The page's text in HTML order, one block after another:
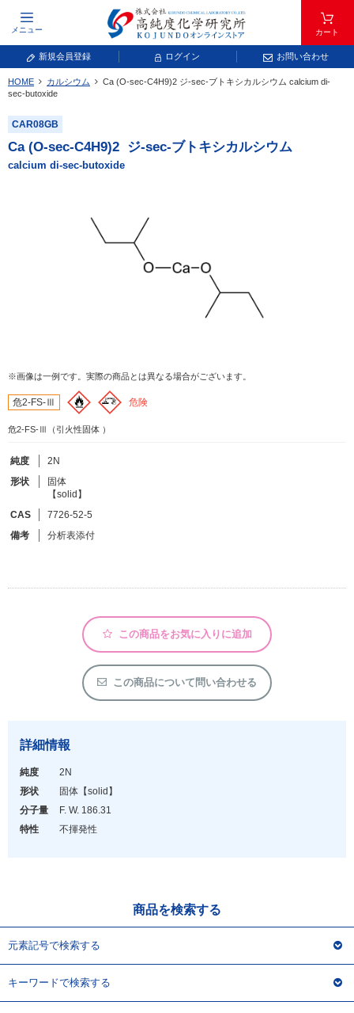
メニュー カート
新規会員登録 ログイン お問い合わせ
元素記号で検索する
元素周期表をタップすると、拡大表示されます。拡大した表から元素記号をタップ
青色が取り扱い対象元素です。
常温常圧で気体であり、弊社では取り扱いしておりません。
放射性元素または人工元素であり、弊社では取り扱いしておりません。
フリーワードで検索
CAS番号で検索
カテゴリで検索する
化学教材・オリジナルグッズ
HOME カルシウム Ca (O-sec-C4H9)2 ジ-sec-ブトキシカルシウム calcium di-
sec-butoxide
CAR08GB
Ca (O-sec-C4H9)2 ジ-sec-ブトキシカルシウム
calcium di-sec-butoxide
※画像は一例です。実際の商品とは異なる場合がございます。
危2-FS-Ⅲ 危険
危2-FS-Ⅲ（引火性固体 ）
純度
2N
形状
固体
【solid】
CAS
7726-52-5
備考
分析表添付
この商品をお気に入りに追加
この商品について問い合わせる
詳細情報
純度
2N
形状
固体 【solid】
分子量
F. W. 186.31
特性
不揮発性
商品を検索する
元素記号で検索する
キーワードで検索する